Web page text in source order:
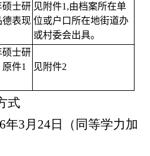
硕士研
德表现
见附件1,由档案所在单
位或户口所在地街道办
或村委会出具。
硕士研
件1
见附件2
式
年3月24日（同等学力加